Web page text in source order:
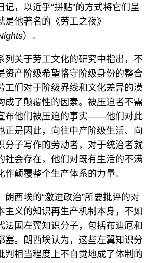
记，以近乎“拼贴”的方式将它们呈
他著名的《劳工之夜》
）。
列关于劳工文化的研究中指出，不
资产阶级希望恪守阶级身份的整合
工们对于阶级界线和文化差异的漠
成了颠覆性的因素。被压迫者不需
布他们被压迫的事实——他们对此
正是因此，向往中产阶级生活、向
分子写作的劳动者，对于统治者就
社会存在，他们对既有生活的不满
作颠覆整个生产体系的力量。
朗西埃的“激进政治”所要批评的对
主义的知识再生产机制本身，不如
法国左翼知识分子，包括布迪厄和
塞。朗西埃认为，这些左翼知识分
判相当程度上不自觉地成了体制的